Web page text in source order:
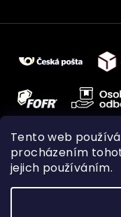
Tento web
procházením
jejich používáním.